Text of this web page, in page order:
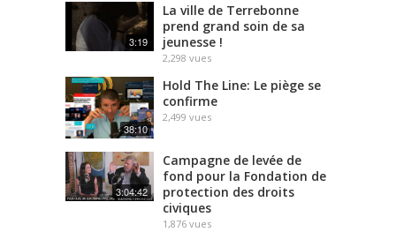
3:19
La ville de Terrebonne
prend grand soin de sa
jeunesse !
2,298 vues
38:10
Hold The Line: Le piège se
confirme
2,499 vues
3:04:42
Campagne de levée de
fond pour la Fondation de
protection des droits
civiques
1,876 vues